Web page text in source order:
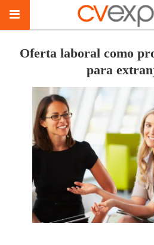
Oferta laboral como
para